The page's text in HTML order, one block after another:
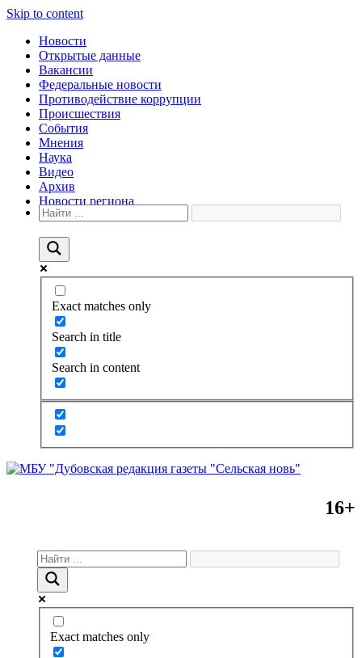
Skip to content
Новости
Открытые данные
Вакансии
Федеральные новости
Противодействие коррупции
Происшествия
События
Мнения
Наука
Видео
Архив
Новости региона
Exact matches only
Search in title
Search in content
16+
Exact matches only